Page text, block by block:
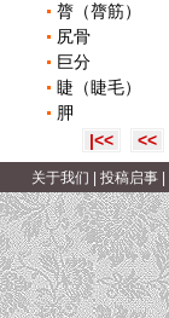
膂（膂筋）
尻骨
巨分
睫（睫毛）
胛
|<<
<<
关于我们 |投稿启事 |